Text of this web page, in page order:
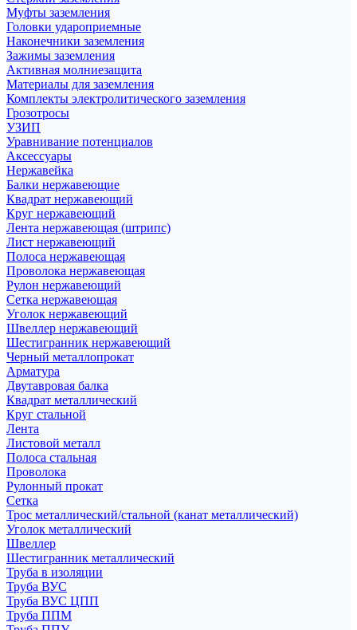
Муфты заземления
Головки удароприемные
Наконечники заземления
Зажимы заземления
Активная молниезащита
Материалы для заземления
Комплекты электролитического заземления
Грозотросы
УЗИП
Уравнивание потенциалов
Аксессуары
Нержавейка
Балки нержавеющие
Квадрат нержавеющий
Круг нержавеющий
Лента нержавеющая (штрипс)
Лист нержавеющий
Полоса нержавеющая
Проволока нержавеющая
Рулон нержавеющий
Сетка нержавеющая
Уголок нержавеющий
Швеллер нержавеющий
Шестигранник нержавеющий
Черный металлопрокат
Арматура
Двутавровая балка
Квадрат металлический
Круг стальной
Лента
Листовой металл
Полоса стальная
Проволока
Рулонный прокат
Сетка
Трос металлический/стальной (канат металлический)
Уголок металлический
Швеллер
Шестигранник металлический
Труба в изоляции
Труба ВУС
Труба ВУС ЦПП
Труба ППМ